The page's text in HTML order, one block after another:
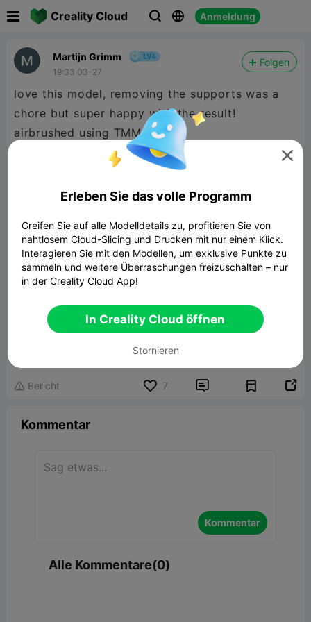
Creality Cloud   Anmeldung
Martijn Grimm
19:33 03-27
Folgen
love this model, removing the supports was a
chore but super happy with the result!
airbrushed using TMM Vallejo

Majestic Dragon Statue
Zugehöriges 3D-Modell
 Bericht 7  
Kommentar
Kommentar
Alle Kommentare(0)

Erleben Sie das volle Programm
Greifen Sie auf alle Modelldetails zu, profitieren Sie von
nahtlosem Cloud-Slicing und Drucken mit nur einem Klick.
Interagieren Sie mit den Modellen, um exklusive Punkte zu
sammeln und weitere Überraschungen freizuschalten – nur
in der Creality Cloud App!
In Creality Cloud öffnen
Stornieren